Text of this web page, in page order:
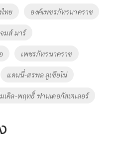
ทย องค์เพชรภัทรนาคราช
จมส์ มาร์
เพชรภัทรนาคราช
แดนนี่-สรพล ลูเซียโน่
มเคิล-พฤทธิ์ ฟานเดอกัสเตเลอร์